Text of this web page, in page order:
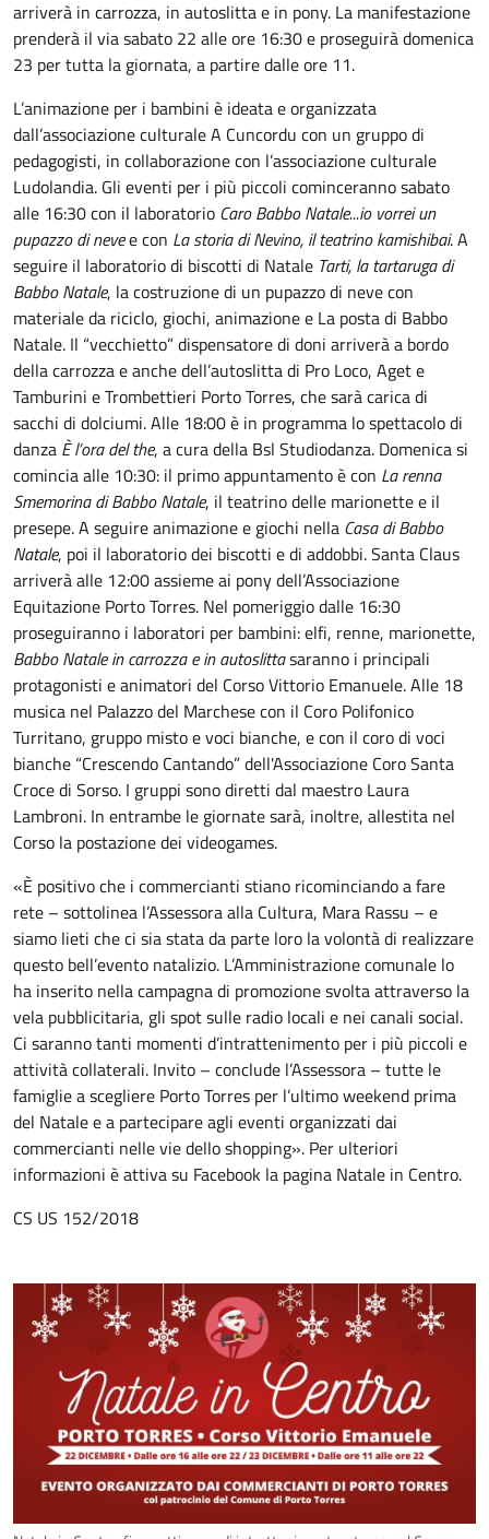
arriverà in carrozza, in autoslitta e in pony. La manifestazione
prenderà il via sabato 22 alle ore 16:30 e proseguirà domenica
23 per tutta la giornata, a partire dalle ore 11.
L’animazione per i bambini è ideata e organizzata
dall’associazione culturale A Cuncordu con un gruppo di
pedagogisti, in collaborazione con l’associazione culturale
Ludolandia. Gli eventi per i più piccoli cominceranno sabato
alle 16:30 con il laboratorio Caro Babbo Natale...io vorrei un
pupazzo di nevee con La storia di Nevino, il teatrino kamishibai. A
seguire il laboratorio di biscotti di Natale Tarti, la tartaruga di
Babbo Natale, la costruzione di un pupazzo di neve con
materiale da riciclo, giochi, animazione e La posta di Babbo
Natale. Il “vecchietto” dispensatore di doni arriverà a bordo
della carrozza e anche dell’autoslitta di Pro Loco, Aget e
Tamburini e Trombettieri Porto Torres, che sarà carica di
sacchi di dolciumi. Alle 18:00 è in programma lo spettacolo di
danza È l’ora del the, a cura della Bsl Studiodanza. Domenica si
comincia alle 10:30: il primo appuntamento è con La renna
Smemorina di Babbo Natale, il teatrino delle marionette e il
presepe. A seguire animazione e giochi nella Casa di Babbo
Natale, poi il laboratorio dei biscotti e di addobbi. Santa Claus
arriverà alle 12:00 assieme ai pony dell’Associazione
Equitazione Porto Torres. Nel pomeriggio dalle 16:30
proseguiranno i laboratori per bambini: elfi, renne, marionette,
Babbo Natale in carrozza e in autoslittasaranno i principali
protagonisti e animatori del Corso Vittorio Emanuele. Alle 18
musica nel Palazzo del Marchese con il Coro Polifonico
Turritano, gruppo misto e voci bianche, e con il coro di voci
bianche “Crescendo Cantando” dell'Associazione Coro Santa
Croce di Sorso. I gruppi sono diretti dal maestro Laura
Lambroni. In entrambe le giornate sarà, inoltre, allestita nel
Corso la postazione dei videogames.
«È positivo che i commercianti stiano ricominciando a fare
rete – sottolinea l’Assessora alla Cultura, Mara Rassu – e
siamo lieti che ci sia stata da parte loro la volontà di realizzare
questo bell’evento natalizio. L’Amministrazione comunale lo
ha inserito nella campagna di promozione svolta attraverso la
vela pubblicitaria, gli spot sulle radio locali e nei canali social.
Ci saranno tanti momenti d’intrattenimento per i più piccoli e
attività collaterali. Invito – conclude l’Assessora – tutte le
famiglie a scegliere Porto Torres per l’ultimo weekend prima
del Natale e a partecipare agli eventi organizzati dai
commercianti nelle vie dello shopping». Per ulteriori
informazioni è attiva su Facebook la pagina Natale in Centro.
CS US 152/2018